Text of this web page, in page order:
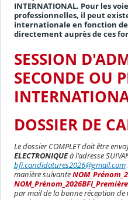
INTERNATIONAL. Pour les
professionnelles, il peut
internationale en fonction
directement auprès de ces
SESSION
SECONDE OU
DOSSIER DE
Le dossier COMPLET doit être
ELECTRONIQUEà l'adresse
bfi.candidatures2026@gmail.com
manière suivante
NOM_Prénom_2026BFI_Première
par mail de la bonne réception